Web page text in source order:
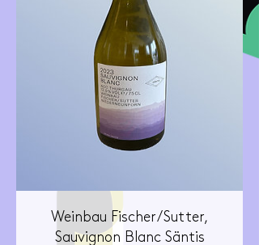
Weinbau Fischer/Sutter,
Sauvignon Blanc Säntis